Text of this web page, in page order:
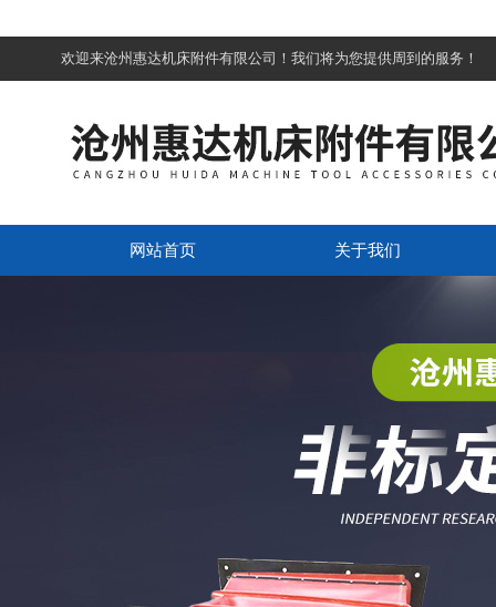
欢迎来沧州惠达机床附件有限公司！我们将为您提供周到的服务！
网站首页 关于我们